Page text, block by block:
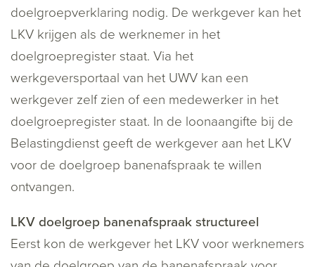
doelgroepverklaring nodig. De werkgever kan het
LKV krijgen als de werknemer in het
doelgroepregister staat. Via het
werkgeversportaal van het UWV kan een
werkgever zelf zien of een medewerker in het
doelgroepregister staat. In de loonaangifte bij de
Belastingdienst geeft de werkgever aan het LKV
voor de doelgroep banenafspraak te willen
ontvangen.
LKV doelgroep banenafspraak structureel
Eerst kon de werkgever het LKV voor werknemers